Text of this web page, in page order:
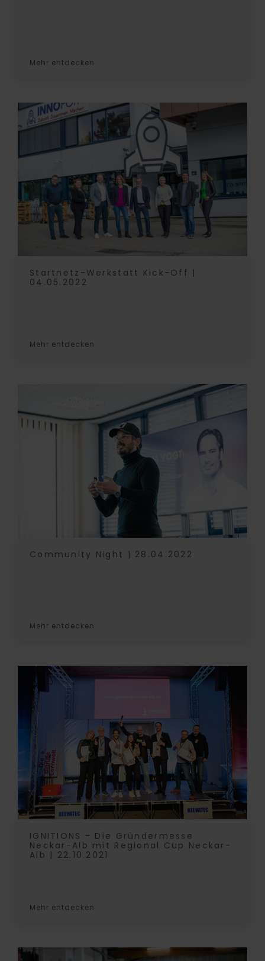
Mehr entdecken
Startnetz-Werkstatt Kick-Off |
04.05.2022
Mehr entdecken
Community Night | 28.04.2022
Mehr entdecken
IGNITIONS - Die Gründermesse
Neckar-Alb mit Regional Cup Neckar-
Alb | 22.10.2021
Mehr entdecken